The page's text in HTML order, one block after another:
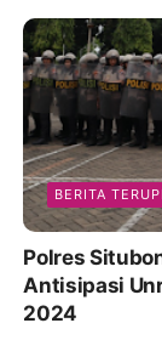
BERITA
Polres
Antisipasi
2024